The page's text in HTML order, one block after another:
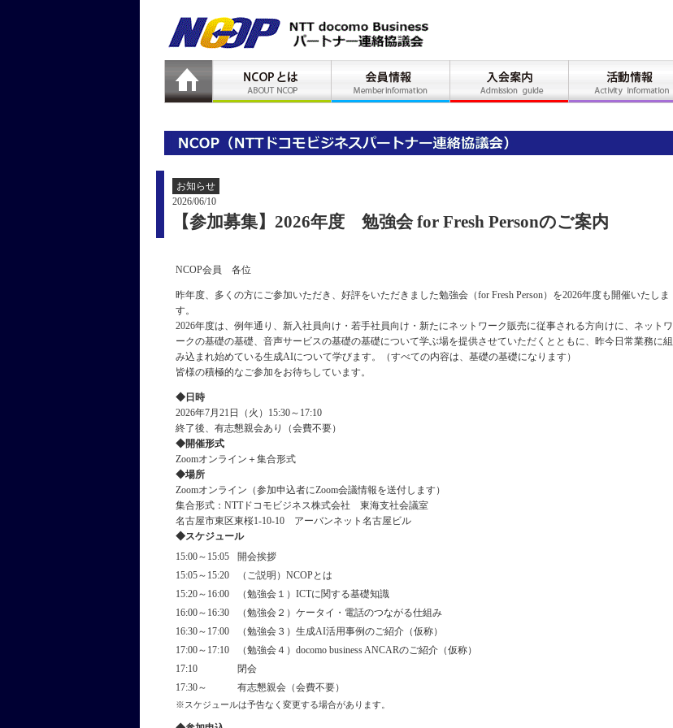
お知らせ
2026/06/10
【参加募集】2026年度 勉強会 for Fresh Personのご案内
NCOP会員 各位
昨年度、多くの方にご参加いただき、好評をいただきました勉強会（for Fresh Person）を2026年度も開催いたしま
す。
2026年度は、例年通り、新入社員向け・若手社員向け・新たにネットワーク販売に従事される方向けに、ネットワ
ークの基礎の基礎、音声サービスの基礎の基礎について学ぶ場を提供させていただくとともに、昨今日常業務に組
み込まれ始めている生成AIについて学びます。（すべての内容は、基礎の基礎になります）
皆様の積極的なご参加をお待ちしています。
日時
2026年7月21日（火）15:30～17:10
終了後、有志懇親会あり（会費不要）
開催形式
Zoomオンライン＋集合形式
場所
Zoomオンライン（参加申込者にZoom会議情報を送付します）
集合形式：NTTドコモビジネス株式会社 東海支社会議室
名古屋市東区東桜1-10-10 アーバンネット名古屋ビル
スケジュール
15:00～15:05
開会挨拶
15:05～15:20
（ご説明）NCOPとは
15:20～16:00
（勉強会１）ICTに関する基礎知識
16:00～16:30
（勉強会２）ケータイ・電話のつながる仕組み
16:30～17:00
（勉強会３）生成AI活用事例のご紹介（仮称）
17:00～17:10
（勉強会４）docomo business ANCARのご紹介（仮称）
17:10
閉会
17:30～
有志懇親会（会費不要）
※スケジュールは予告なく変更する場合があります。